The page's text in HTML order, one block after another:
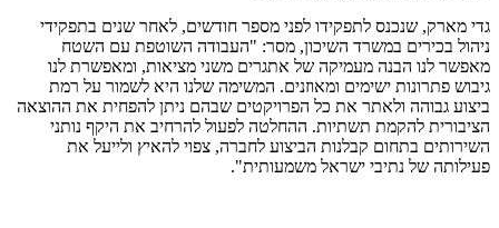
גדי מארק, שנכנס לתפקידו לפני מספר חודשים, לאחר שנים בתפקידי
ניהול בכירים במשרד השיכון, מסר: "העבודה השוטפת עם השטח
מאפשר לנו הבנה מעמיקה של אתגרים משני מציאות, ומאפשרת לנו
גיבוש פתרונות ישימים ומאוזנים. המשימה שלנו היא לשמור על רמת
ביצוע גבוהה ולאתר את כל הפרויקטים שבהם ניתן להפחית את ההוצאה
הציבורית להקמת תשתיות. ההחלטה לפעול להרחיב את היקף נותני
השירותים בתחום קבלנות הביצוע לחברה, צפוי להאיץ ולייעל את
פעילותה של נתיבי ישראל משמעותית".